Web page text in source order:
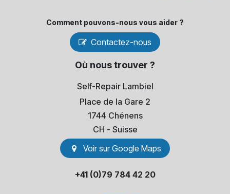
Comment pouvons-​nous vous aider ?
Contactez-nous
Où nous trouver ?
Self-Repair Lambiel
Place de la Gare 2
1744 Chénens
​CH - Suisse
Voir sur Go​​ogle Maps
+41 (0)79 784 42 20